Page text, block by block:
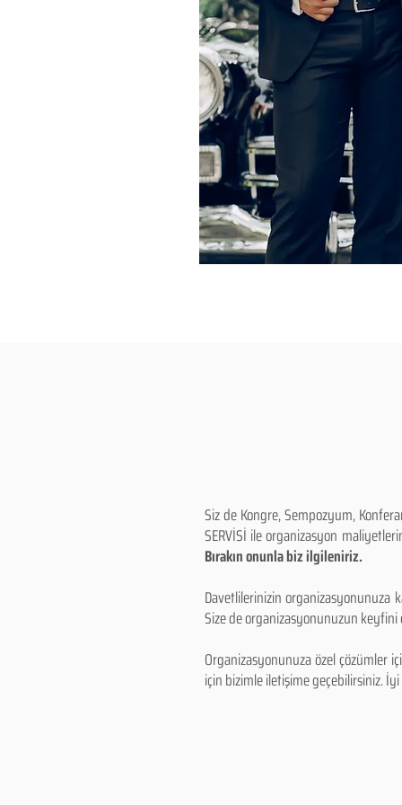
Siz de Kongre, Sempozyum,
SERVİSİ ile organizasyon
Bırakın onunla biz ilgileniriz.
Davetlilerinizin organizasyonunuza
Size de organizasyonunuzun keyfini
Organizasyonunuza özel çözümler
için bizimle iletişime geçebilirsiniz.